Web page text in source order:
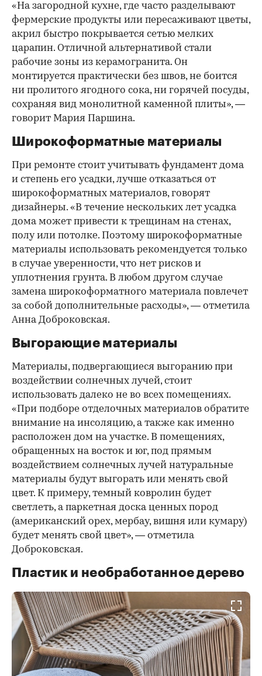
«На загородной кухне, где часто разделывают
фермерские продукты или пересаживают цветы,
акрил быстро покрывается сетью мелких
царапин. Отличной альтернативой стали
рабочие зоны из керамогранита. Он
монтируется практически без швов, не боится
ни пролитого ягодного сока, ни горячей посуды,
сохраняя вид монолитной каменной плиты», —
говорит Мария Паршина.
Широкоформатные материалы
При ремонте стоит учитывать фундамент дома
и степень его усадки, лучше отказаться от
широкоформатных материалов, говорят
дизайнеры. «В течение нескольких лет усадка
дома может привести к трещинам на стенах,
полу или потолке. Поэтому широкоформатные
материалы использовать рекомендуется только
в случае уверенности, что нет рисков и
уплотнения грунта. В любом другом случае
замена широкоформатного материала повлечет
за собой дополнительные расходы», — отметила
Анна Доброковская.
Выгорающие материалы
Материалы, подвергающиеся выгоранию при
воздействии солнечных лучей, стоит
использовать далеко не во всех помещениях.
«При подборе отделочных материалов обратите
внимание на инсоляцию, а также как именно
расположен дом на участке. В помещениях,
обращенных на восток и юг, под прямым
воздействием солнечных лучей натуральные
материалы будут выгорать или менять свой
цвет. К примеру, темный ковролин будет
светлеть, а паркетная доска ценных пород
(американский орех, мербау, вишня или кумару)
будет менять свой цвет», — отметила
Доброковская.
Пластик и необработанное дерево